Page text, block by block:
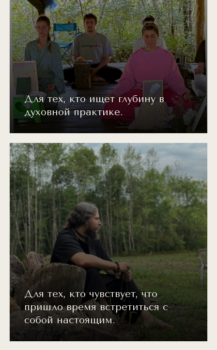
Для тех, кто ищет глубину в
духовной практике.
Для тех, кто чувствует, что
пришло время встретиться с
собой настоящим.